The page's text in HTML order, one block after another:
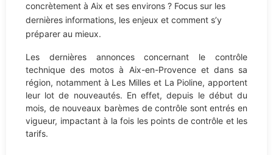
concrètement à Aix et ses environs ? Focus sur les
dernières informations, les enjeux et comment s’y
préparer au mieux.
Les dernières annonces concernant le contrôle
technique des motos à Aix-en-Provence et dans sa
région, notamment à Les Milles et La Pioline, apportent
leur lot de nouveautés. En effet, depuis le début du
mois, de nouveaux barèmes de contrôle sont entrés en
vigueur, impactant à la fois les points de contrôle et les
tarifs.